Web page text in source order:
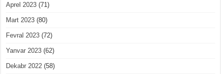
Aprel 2023 (71)
Mart 2023 (80)
Fevral 2023 (72)
Yanvar 2023 (62)
Dekabr 2022 (58)